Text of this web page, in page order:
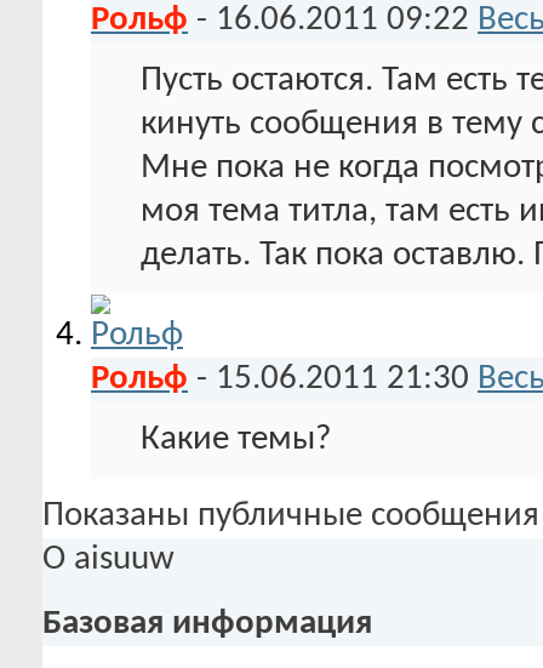
Рольф - 16.06.2011 09:22
Пусть остаются. Там
кинуть сообщения в тему
Мне пока не когда
моя тема титла, там есть
делать. Так пока
Рольф - 15.06.2011 21:30
Какие темы?
Показаны публичные
О aisuuw
Базовая информация